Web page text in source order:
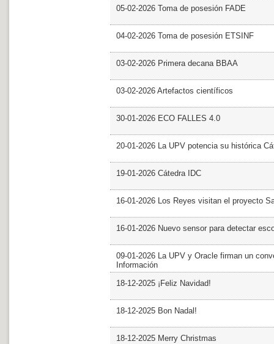
05-02-2026 Toma de posesión FADE
04-02-2026 Toma de posesión ETSINF
03-02-2026 Primera decana BBAA
03-02-2026 Artefactos científicos
30-01-2026 ECO FALLES 4.0
20-01-2026 La UPV potencia su histórica
19-01-2026 Cátedra IDC
16-01-2026 Los Reyes visitan el proyecto
16-01-2026 Nuevo sensor para detectar
09-01-2026 La UPV y Oracle firman un
Información
18-12-2025 ¡Feliz Navidad!
18-12-2025 Bon Nadal!
18-12-2025 Merry Christmas